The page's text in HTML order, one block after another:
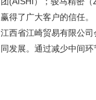
赢得了广大客户的信任
江西省江崎贸易有限公
同发展。通过减少中间